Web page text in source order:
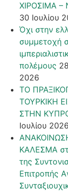
ΧΙΡΟΣΙΜΑ –
30 Ιουλίου
Όχι στην
συμμετοχή
πολέμους
2026
ΤΟ
ΤΟΥΡΚΙΚΗ
ΣΤΗΝ
Ιουλίου 2026
ΚΑΛΕΣΜΑ
της
Επιτροπής